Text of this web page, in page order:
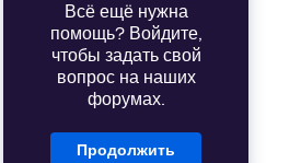
Всё ещё нужна
помощь? Войдите,
чтобы задать свой
вопрос на наших
форумах.
Продолжить